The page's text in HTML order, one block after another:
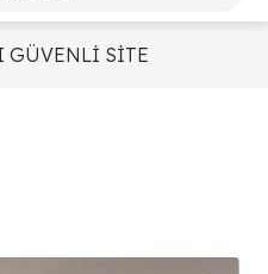
GÜVENLİ SİTE